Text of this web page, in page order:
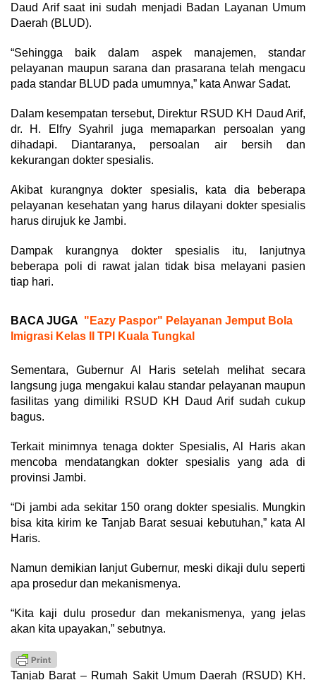
Daud Arif saat ini sudah menjadi Badan Layanan Umum
Daerah (BLUD).
“Sehingga baik dalam aspek manajemen, standar
pelayanan maupun sarana dan prasarana telah mengacu
pada standar BLUD pada umumnya,” kata Anwar Sadat.
Dalam kesempatan tersebut, Direktur RSUD KH Daud Arif,
dr. H. Elfry Syahril juga memaparkan persoalan yang
dihadapi. Diantaranya, persoalan air bersih dan
kekurangan dokter spesialis.
Akibat kurangnya dokter spesialis, kata dia beberapa
pelayanan kesehatan yang harus dilayani dokter spesialis
harus dirujuk ke Jambi.
Dampak kurangnya dokter spesialis itu, lanjutnya
beberapa poli di rawat jalan tidak bisa melayani pasien
tiap hari.
BACA JUGA "Eazy Paspor" Pelayanan Jemput Bola
Imigrasi Kelas II TPI Kuala Tungkal
Sementara, Gubernur Al Haris setelah melihat secara
langsung juga mengakui kalau standar pelayanan maupun
fasilitas yang dimiliki RSUD KH Daud Arif sudah cukup
bagus.
Terkait minimnya tenaga dokter Spesialis, Al Haris akan
mencoba mendatangkan dokter spesialis yang ada di
provinsi Jambi.
“Di jambi ada sekitar 150 orang dokter spesialis. Mungkin
bisa kita kirim ke Tanjab Barat sesuai kebutuhan,” kata Al
Haris.
Namun demikian lanjut Gubernur, meski dikaji dulu seperti
apa prosedur dan mekanismenya.
“Kita kaji dulu prosedur dan mekanismenya, yang jelas
akan kita upayakan,” sebutnya.
Tanjab Barat – Rumah Sakit Umum Daerah (RSUD) KH.